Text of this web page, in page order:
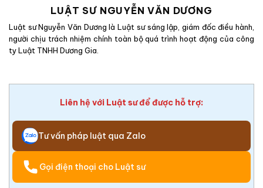
LUẬT SƯ NGUYỄN VĂN DƯƠNG
Luật sư Nguyễn Văn Dương là Luật sư sáng lập, giám đốc điều hành,
người chịu trách nhiệm chính toàn bộ quá trình hoạt động của công
ty Luật TNHH Dương Gia.
Liên hệ với Luật sư để được hỗ trợ:
Tư vấn pháp luật qua Zalo
Gọi điện thoại cho Luật sư